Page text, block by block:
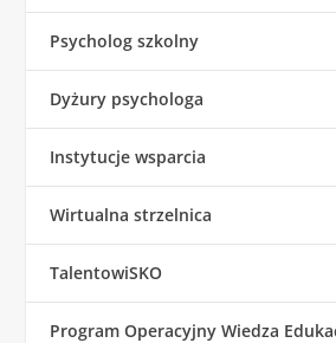
Psycholog szkolny
Dyżury psychologa
Instytucje wsparcia
Wirtualna strzelnica
TalentowiSKO
Program Operacyjny Wiedza